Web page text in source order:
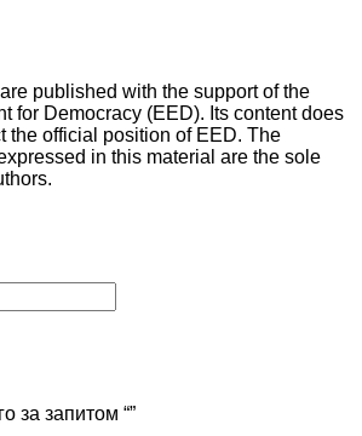
published with the support of the
for Democracy (EED). Its content does
the official position of EED. The
in this material are the sole
за запитом “”